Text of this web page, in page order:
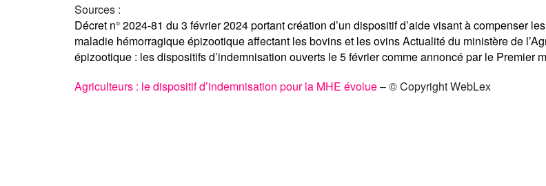
Sources :
Décret n° 2024-81 du 3 février 2024 portant création d’un dispositif d’aide visant à compenser
maladie hémorragique épizootique affectant les bovins et les ovinsActualité du ministère de
épizootique : les dispositifs d’indemnisation ouverts le 5 février comme annoncé par le Premier
Agriculteurs : le dispositif d’indemnisation pour la MHE évolue– © Copyright WebLex